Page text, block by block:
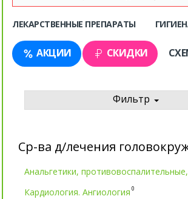
ЛЕКАРСТВЕННЫЕ ПРЕПАРАТЫ
АКЦИИ СКИДКИ
Фильтр
Ср-ва д/лечения
Анальгетики,
Кардиология. Ангиология 0